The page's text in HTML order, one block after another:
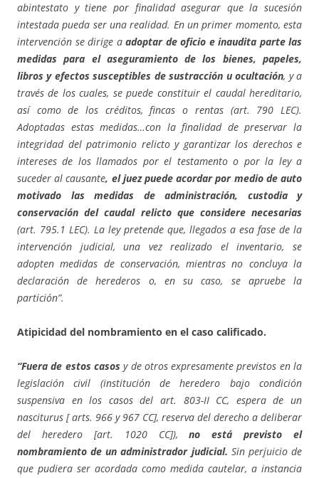
abintestato y tiene por finalidad asegurar que la sucesión
intestada pueda ser una realidad. En un primer momento, esta
intervención se dirige a adoptar de oficio e inaudita parte las
medidas para el aseguramiento de los bienes, papeles,
libros y efectos susceptibles de sustracción u ocultación, y a
través de los cuales, se puede constituir el caudal hereditario,
así como de los créditos, fincas o rentas (art. 790 LEC).
Adoptadas estas medidas…con la finalidad de preservar la
integridad del patrimonio relicto y garantizar los derechos e
intereses de los llamados por el testamento o por la ley a
suceder al causante, el juez puede acordar por medio de auto
motivado las medidas de administración, custodia y
conservación del caudal relicto que considere necesarias
(art. 795.1 LEC). La ley pretende que, llegados a esa fase de la
intervención judicial, una vez realizado el inventario, se
adopten medidas de conservación, mientras no concluya la
declaración de herederos o, en su caso, se apruebe la
partición”.
Atipicidad del nombramiento en el caso calificado.
“Fuera de estos casos y de otros expresamente previstos en la
legislación civil (institución de heredero bajo condición
suspensiva en los casos del art. 803-II CC, espera de un
nasciturus [ arts. 966 y 967 CC], reserva del derecho a deliberar
del heredero [art. 1020 CC]),no está previsto el
nombramiento de un administrador judicial. Sin perjuicio de
que pudiera ser acordada como medida cautelar, a instancia